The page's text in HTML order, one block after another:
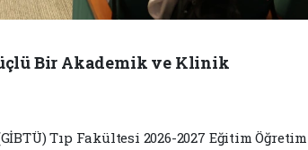
Bir Akademik ve Klinik
Tıp Fakültesi 2026-2027 Eğitim Öğretim